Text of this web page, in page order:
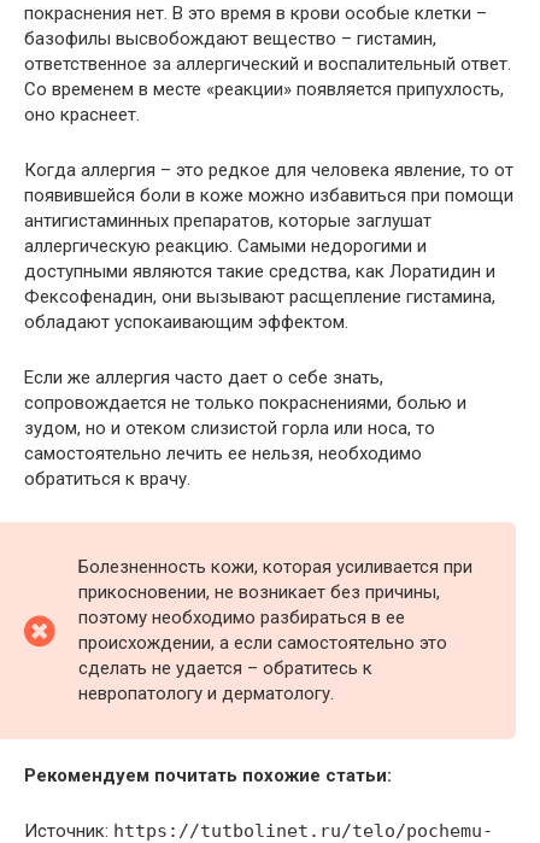
покраснения нет. В это время в крови особые клетки –
базофилы высвобождают вещество – гистамин,
ответственное за аллергический и воспалительный ответ.
Со временем в месте «реакции» появляется припухлость,
оно краснеет.
Когда аллергия – это редкое для человека явление, то от
появившейся боли в коже можно избавиться при помощи
антигистаминных препаратов, которые заглушат
аллергическую реакцию. Самыми недорогими и
доступными являются такие средства, как Лоратидин и
Фексофенадин, они вызывают расщепление гистамина,
обладают успокаивающим эффектом.
Если же аллергия часто дает о себе знать,
сопровождается не только покраснениями, болью и
зудом, но и отеком слизистой горла или носа, то
самостоятельно лечить ее нельзя, необходимо
обратиться к врачу.
Болезненность кожи, которая усиливается при
прикосновении, не возникает без причины,
поэтому необходимо разбираться в ее
происхождении, а если самостоятельно это
сделать не удается – обратитесь к
невропатологу и дерматологу.
Рекомендуем почитать похожие статьи:
Источник: https://tutbolinet.ru/telo/pochemu-